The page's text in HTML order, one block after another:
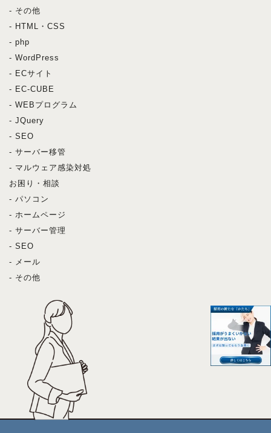
- その他
- HTML・CSS
- php
- WordPress
- ECサイト
- EC-CUBE
- WEBプログラム
- JQuery
- SEO
- サーバー移管
- マルウェア感染対処
お困り・相談
- パソコン
- ホームページ
- サーバー管理
- SEO
- メール
- その他